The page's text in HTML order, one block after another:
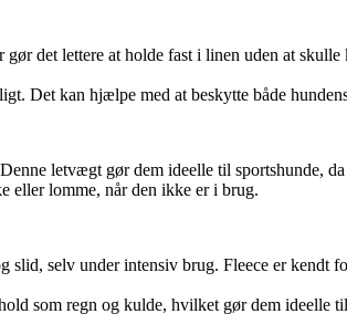
det lettere at holde fast i linen uden at
Det kan hjælpe med at beskytte både
letvægt gør dem ideelle til sportshunde,
eller lomme, når den ikke er i brug.
selv under intensiv brug. Fleece er
som regn og kulde, hvilket gør dem ideelle